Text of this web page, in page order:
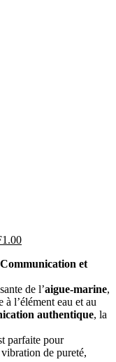
1.00
et
de l’aigue-marine,
l’élément eau et au
authentique, la
parfaite pour
de pureté,